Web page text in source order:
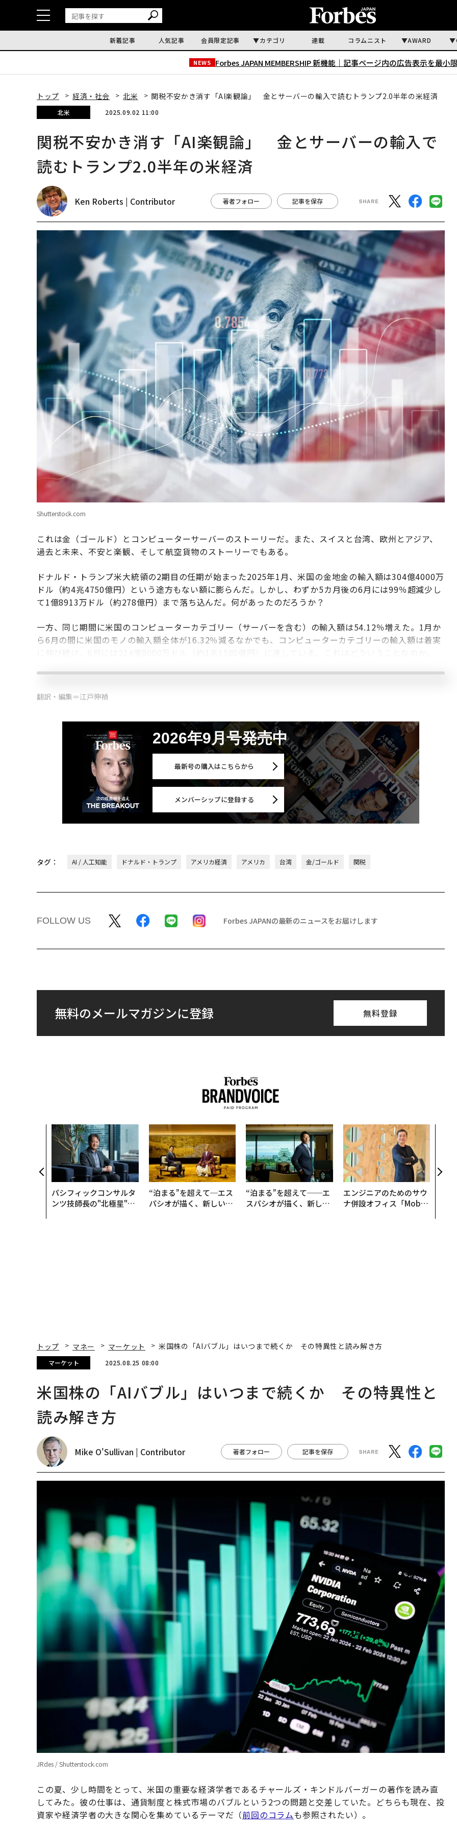
新着記事 人気記事 会員限定記事 カテゴリ 連載 コラムニスト AWARD
NEWS Forbes JAPAN MEMBERSHIP 新機能｜ 記事ページ内の広告表示を最小
トップ 経済・社会 北米 関税不安かき消す「AI楽観論」 金とサーバーの輸入で読むトランプ2.0半年の米経済
北米 2025.09.02 11:00
関税不安かき消す「AI楽観論」 金とサーバーの輸入で
読むトランプ2.0半年の米経済
Ken Roberts | Contributor 著者フォロー 記事を保存
Shutterstock.com
これは金（ゴールド）とコンピューターサーバーのストーリーだ。また、スイスと台湾、欧州とアジア、
過去と未来、不安と楽観、そして航空貨物のストーリーでもある。
ドナルド・トランプ米大統領の2期目の任期が始まった2025年1月、米国の金地金の輸入額は304億4000万
ドル（約4兆4750億円）という途方もない額に膨らんだ。しかし、わずか5カ月後の6月には99％超減少し
て1億8913万ドル（約278億円）まで落ち込んだ。何があったのだろうか？
一方、同じ期間に米国のコンピューターカテゴリー（サーバーを含む）の輸入額は54.12％増えた。1月か
ら6月の間に米国のモノの輸入額全体が16.32％減るなかでも、コンピューターカテゴリーの輸入額は着実
翻訳・編集＝江戸伸禎
2026年9月号発売中
最新号の購入はこちらから
メンバーシップに登録する
タグ： AI / 人工知能 ドナルド・トランプ アメリカ経済 アメリカ 台湾 金/ゴールド 関税
FOLLOW US Forbes JAPANの最新のニュースをお届けします
無料のメールマガジンに登録 無料登録
パシフィックコンサルタ
ンツ技師長の"北極星"。
“泊まる”を超えて─エス
パシオが描く、新しい日
“泊まる”を超えて──エ
スパシオが描く、新しい
エンジニアのためのサウ
ナ併設オフィス「Mobiu
くり
トップ マネー マーケット 米国株の「AIバブル」はいつまで続くか その特異性と読み解き方
マーケット 2025.08.25 08:00
米国株の「AIバブル」はいつまで続くか その特異性と
読み解き方
Mike O'Sullivan | Contributor 著者フォロー 記事を保存
JRdes / Shutterstock.com
この夏、少し時間をとって、米国の重要な経済学者であるチャールズ・キンドルバーガーの著作を読み直
してみた。彼の仕事は、通貨制度と株式市場のバブルという2つの問題と交差していた。どちらも現在、投
資家や経済学者の大きな関心を集めているテーマだ（前回のコラムも参照されたい）。